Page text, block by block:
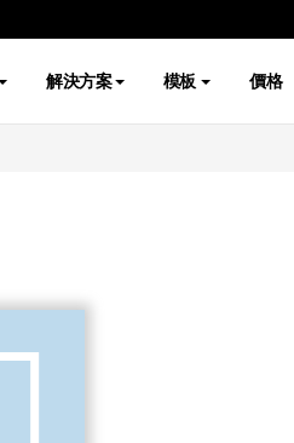
解決方案 模板 價格